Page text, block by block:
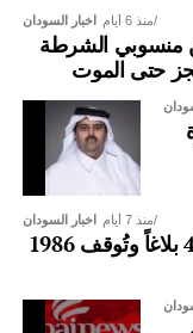
اخبار السودان منذ 6 أيام
قصاصاً لـ6 من منسوبي الشرطة
حتى الموت
اخبار السودان منذ 7 أيام
الخرطوم تسجل 4081 بلاغاً وتُوقف 1986